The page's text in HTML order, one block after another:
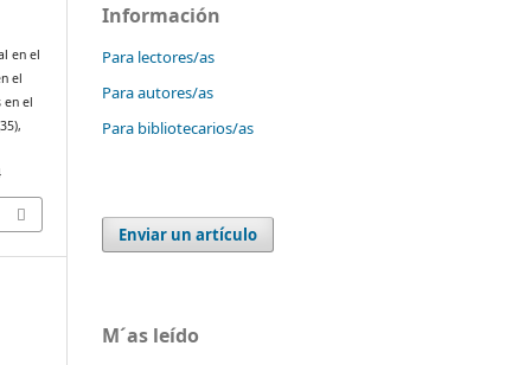
en el
el
en el
Información
Para lectores/as
Para autores/as
Para bibliotecarios/as
Enviar un artículo
M´as leído